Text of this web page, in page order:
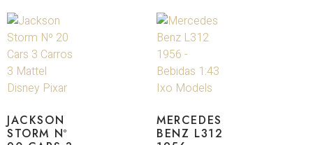
JACKSON
STORM Nº
MERCEDES
BENZ L312